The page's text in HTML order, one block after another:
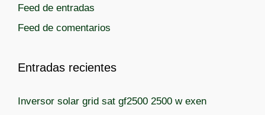
Feed de entradas
Feed de comentarios
Entradas recientes
Inversor solar grid sat gf2500 2500 w exen